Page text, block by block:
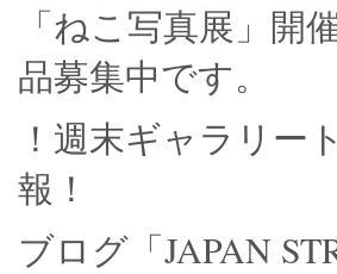
「ねこ写真展」開
品募集中です。
！週末ギャラリー
報！
ブログ「JAPAN